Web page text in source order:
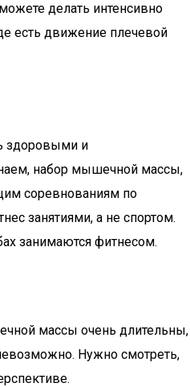
делать интенсивно
есть движение плечевой
здоровыми и
набор мышечной массы,
соревнованиям по
занятиями, а не спортом.
занимаются фитнесом.
массы очень длительны,
Нужно смотреть,